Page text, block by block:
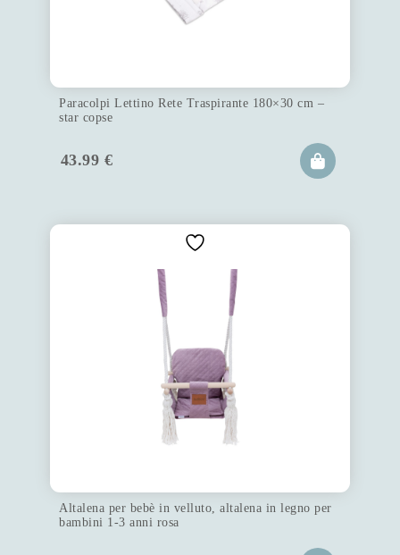
Paracolpi Lettino Rete Traspirante 180×30 cm –
star copse
43.99 €
Altalena per bebè in velluto, altalena in legno per
bambini 1-3 anni rosa